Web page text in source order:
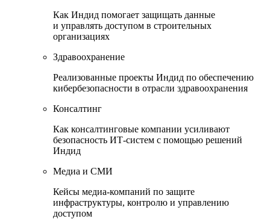
Как Индид помогает защищать данные
и управлять доступом в строительных
организациях
Здравоохранение
Реализованные проекты Индид по обеспечению
кибербезопасности в отрасли здравоохранения
Консалтинг
Как консалтинговые компании усиливают
безопасность ИТ-систем с помощью решений
Индид
Медиа и СМИ
Кейсы медиа-компаний по защите
инфраструктуры, контролю и управлению
доступом